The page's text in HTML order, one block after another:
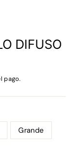
DIFUSO
pago.
Grande